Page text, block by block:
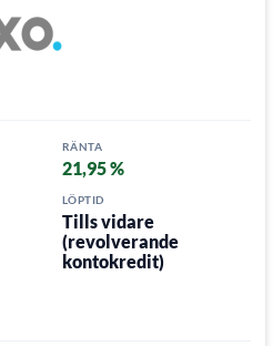
RÄNTA
21,95 %
LÖPTID
Tills vidare
(revolverande
kontokredit)